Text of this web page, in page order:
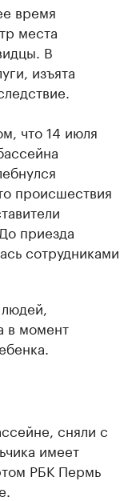
время
места
В
изъята
что 14 июля
происшествия
приезда
сотрудниками
в момент
сняли с
имеет
РБК Пермь